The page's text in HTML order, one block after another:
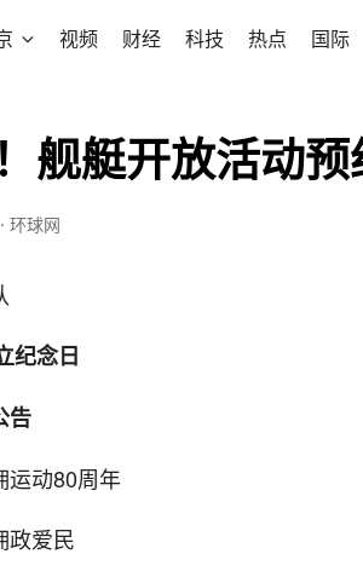
视频 财经 科技 热点 国际
舰艇开放活动
· 环球网
纪念日
告
运动80周年
政爱民